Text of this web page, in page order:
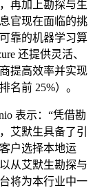
再加上勘探与生
官现在面临的挑
靠的机器学习算
还提供灵活、
提高效率并实现
名前 25%）。
表示：“凭借勘
艾默生具备了引
户选择本地运
从艾默生勘探与
将为本行业中一